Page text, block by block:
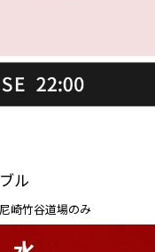
ル
崎竹谷道場のみ